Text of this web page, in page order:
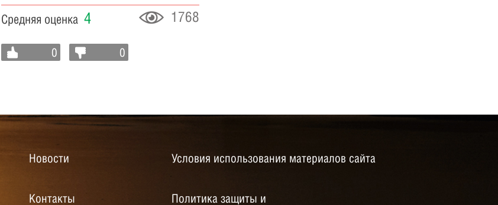
Средняя оценка 4 1768
0 0
Новости Условия использования материалов сайта
Контакты Политика защиты и